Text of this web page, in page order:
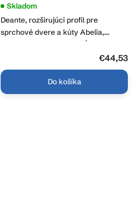
Deante, rozširujúci profil pre
sprchové dvere a kúty Abelia,
Kerria, Alpinia a Cubic, dĺžka 200cm,
Skladom
€44,53
Do košíka